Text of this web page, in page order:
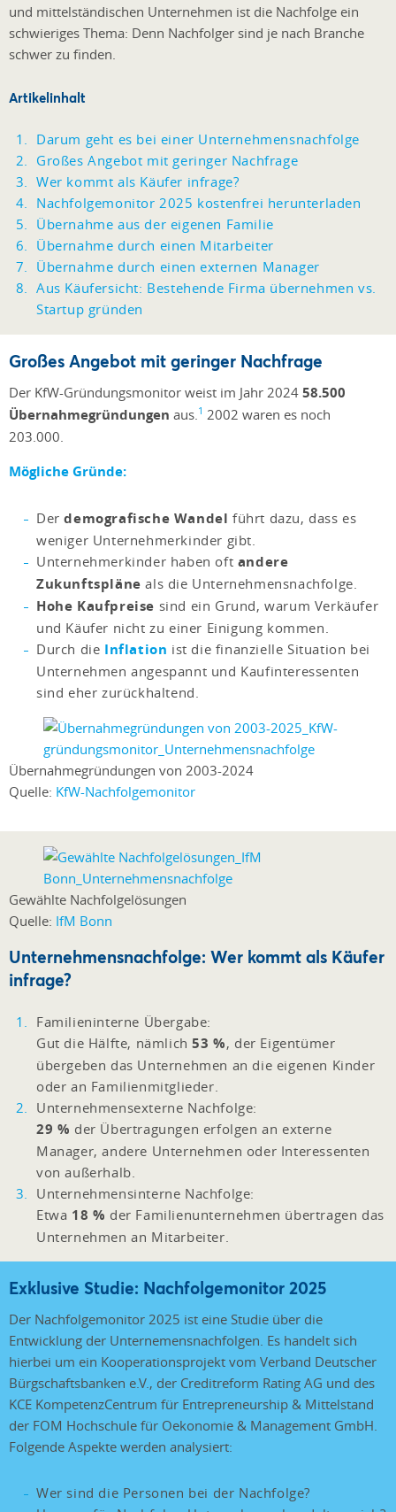
und mittelständischen Unternehmen ist die Nachfolge ein
schwieriges Thema: Denn Nachfolger sind je nach Branche
schwer zu finden.
Artikelinhalt
Darum geht es bei einer Unternehmensnachfolge
Großes Angebot mit geringer Nachfrage
Wer kommt als Käufer infrage?
Nachfolgemonitor 2025 kostenfrei herunterladen
Übernahme aus der eigenen Familie
Übernahme durch einen Mitarbeiter
Übernahme durch einen externen Manager
Aus Käufersicht: Bestehende Firma übernehmen vs.
Startup gründen
Großes Angebot mit geringer Nachfrage
Der KfW-Gründungsmonitor weist im Jahr 2024 58.500
Übernahmegründungen aus. 1 2002 waren es noch
203.000.
Mögliche Gründe:
Derdemografische Wandel führt dazu, dass es
weniger Unternehmerkinder gibt.
Unternehmerkinder haben oft andere
Zukunftspläne als die Unternehmensnachfolge.
Hohe Kaufpreise sind ein Grund, warum Verkäufer
und Käufer nicht zu einer Einigung kommen.
Durch die Inflation ist die finanzielle Situation bei
Unternehmen angespannt und Kaufinteressenten
sind eher zurückhaltend.
Übernahmegründungen von 2003-2024
Quelle: KfW-Nachfolgemonitor
Gewählte Nachfolgelösungen
Quelle: IfM Bonn
Unternehmensnachfolge: Wer kommt als Käufer
infrage?
Familieninterne Übergabe:
Gut die Hälfte, nämlich53 %, der Eigentümer
übergeben das Unternehmen an die eigenen Kinder
oder an Familienmitglieder.
Unternehmensexterne Nachfolge:
29 % der Übertragungen erfolgen an externe
Manager, andere Unternehmen oder Interessenten
von außerhalb.
Unternehmensinterne Nachfolge:
Etwa 18 % der Familienunternehmen übertragen das
Unternehmen an Mitarbeiter.
Exklusive Studie: Nachfolgemonitor 2025
Der Nachfolgemonitor 2025 ist eine Studie über die
Entwicklung der Unternemensnachfolgen. Es handelt sich
hierbei um ein Kooperationsprojekt vom Verband Deutscher
Bürgschaftsbanken e.V., der Creditreform Rating AG und des
KCE KompetenzCentrum für Entrepreneurship & Mittelstand
der FOM Hochschule für Oekonomie & Management GmbH.
Folgende Aspekte werden analysiert:
Wer sind die Personen bei der Nachfolge?